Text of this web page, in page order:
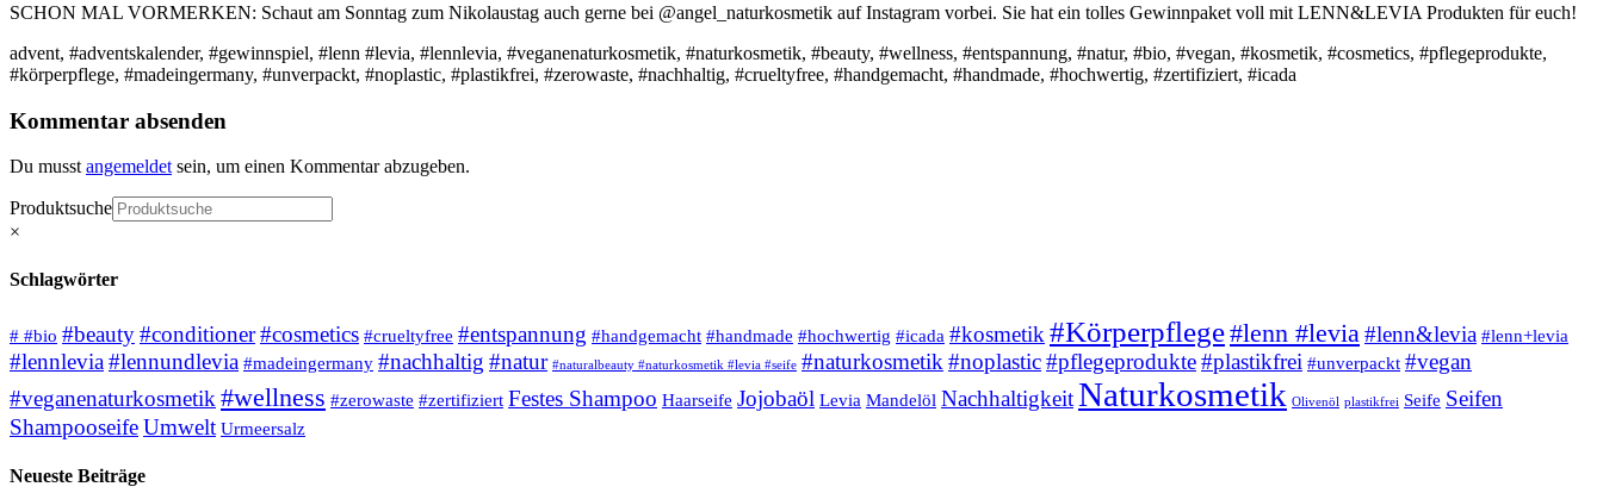
SCHON MAL VORMERKEN: Schaut am Sonntag zum Nikolaustag auch gerne bei @angel_naturkosmetik auf Instagram vorbei. Sie hat ein tolles Gewinnpaket voll mit LENN&LEVIA Produkten für euch!
advent, #adventskalender, #gewinnspiel, #lenn #levia, #lennlevia, #veganenaturkosmetik, #naturkosmetik, #beauty, #wellness, #entspannung, #natur, #bio, #vegan, #kosmetik, #cosmetics, #pflegeprodukte,
#körperpflege, #madeingermany, #unverpackt, #noplastic, #plastikfrei, #zerowaste, #nachhaltig, #crueltyfree, #handgemacht, #handmade, #hochwertig, #zertifiziert, #icada
Kommentar absenden
Du musst angemeldet sein, um einen Kommentar abzugeben.
Produktsuche
×
Schlagwörter
# #bio #beauty#conditioner#cosmetics #crueltyfree #entspannung #handgemacht #handmade #hochwertig #icada #kosmetik #Körperpflege#lenn #levia #lenn&levia #lenn+levia
#lennlevia#lennundlevia #madeingermany #nachhaltig #natur #naturalbeauty #naturkosmetik #levia #seife #naturkosmetik #noplastic#pflegeprodukte#plastikfrei #unverpackt #vegan
#veganenaturkosmetik #wellness #zerowaste #zertifiziert Festes Shampoo Haarseife Jojobaöl Levia Mandelöl NachhaltigkeitNaturkosmetik Olivenöl plastikfrei Seife Seifen
ShampooseifeUmwelt Urmeersalz
Neueste Beiträge